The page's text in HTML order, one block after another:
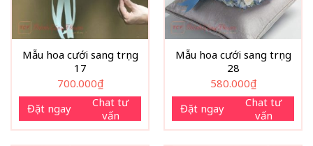
Mẫu hoa cưới sang trọng
17
700.000₫
Đặt ngay
Chat tư
vấn
Mẫu hoa cưới sang trọng
28
580.000₫
Đặt ngay
Chat tư
vấn